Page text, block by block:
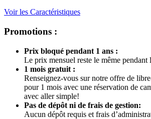
Voir les Caractéristiques
Promotions :
Prix bloqué pendant 1 ans :
Le prix mensuel reste le même pendant
1 mois gratuit :
Renseignez-vous sur notre offre de
pour 1 mois avec une réservation de
avec aller simple!
Pas de dépôt ni de frais de gestion:
Aucun dépôt requis et frais